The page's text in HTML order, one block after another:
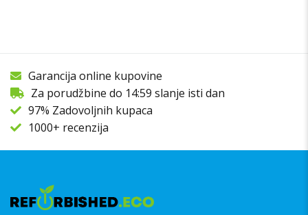
Garancija online kupovine
Za porudžbine do 14:59 slanje isti dan
97% Zadovoljnih kupaca
1000+ recenzija